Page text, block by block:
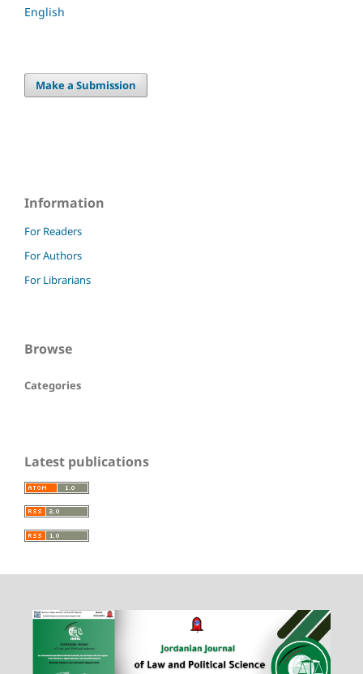
English
Make a Submission
Information
For Readers
For Authors
For Librarians
Browse
Categories
Latest publications